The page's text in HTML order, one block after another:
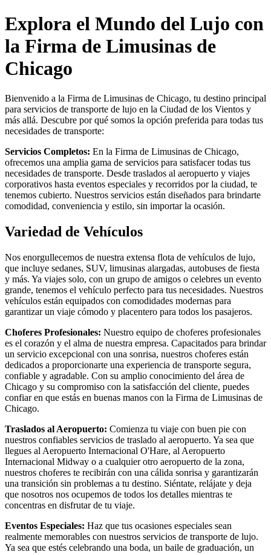
Explora el Mundo del Lujo con
la Firma de Limusinas de
Chicago
Bienvenido a la Firma de Limusinas de Chicago, tu destino principal
para servicios de transporte de lujo en la Ciudad de los Vientos y
más allá. Descubre por qué somos la opción preferida para todas tus
necesidades de transporte:
Servicios Completos: En la Firma de Limusinas de Chicago,
ofrecemos una amplia gama de servicios para satisfacer todas tus
necesidades de transporte. Desde traslados al aeropuerto y viajes
corporativos hasta eventos especiales y recorridos por la ciudad, te
tenemos cubierto. Nuestros servicios están diseñados para brindarte
comodidad, conveniencia y estilo, sin importar la ocasión.
Variedad de Vehículos
Nos enorgullecemos de nuestra extensa flota de vehículos de lujo,
que incluye sedanes, SUV, limusinas alargadas, autobuses de fiesta
y más. Ya viajes solo, con un grupo de amigos o celebres un evento
grande, tenemos el vehículo perfecto para tus necesidades. Nuestros
vehículos están equipados con comodidades modernas para
garantizar un viaje cómodo y placentero para todos los pasajeros.
Choferes Profesionales: Nuestro equipo de choferes profesionales
es el corazón y el alma de nuestra empresa. Capacitados para brindar
un servicio excepcional con una sonrisa, nuestros choferes están
dedicados a proporcionarte una experiencia de transporte segura,
confiable y agradable. Con su amplio conocimiento del área de
Chicago y su compromiso con la satisfacción del cliente, puedes
confiar en que estás en buenas manos con la Firma de Limusinas de
Chicago.
Traslados al Aeropuerto: Comienza tu viaje con buen pie con
nuestros confiables servicios de traslado al aeropuerto. Ya sea que
llegues al Aeropuerto Internacional O'Hare, al Aeropuerto
Internacional Midway o a cualquier otro aeropuerto de la zona,
nuestros choferes te recibirán con una cálida sonrisa y garantizarán
una transición sin problemas a tu destino. Siéntate, relájate y deja
que nosotros nos ocupemos de todos los detalles mientras te
concentras en disfrutar de tu viaje.
Eventos Especiales: Haz que tus ocasiones especiales sean
realmente memorables con nuestros servicios de transporte de lujo.
Ya sea que estés celebrando una boda, un baile de graduación, un